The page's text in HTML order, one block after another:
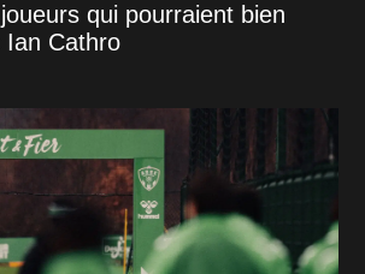
qui pourraient bien
Ian Cathro